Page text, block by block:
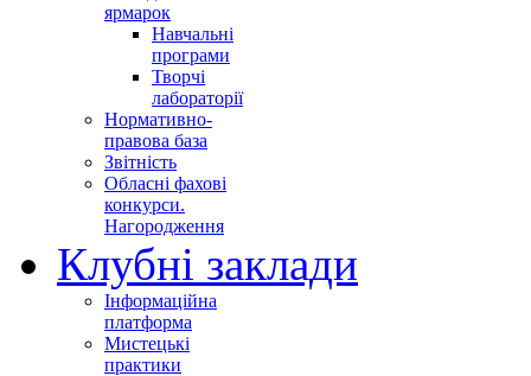
ярмарок
Навчальні
програми
Творчі
лабораторії
Нормативно-
правова база
Звітність
Обласні фахові
конкурси.
Нагородження
Клубні заклади
Інформаційна
платформа
Мистецькі
практики